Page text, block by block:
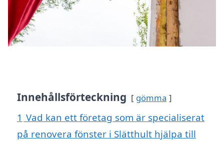
Innehållsförteckning gömma
1 Vad kan ett företag som är specialiserat
på renovera fönster i Slätthult hjälpa till